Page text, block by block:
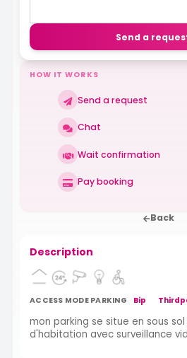
Send a
HOW IT WORKS
Send a request
Chat
Wait confirmation
Pay booking
Back
Description
ACCESS MODE PARKING Bip
mon parking se situe en sous
d'habitation avec surveillance